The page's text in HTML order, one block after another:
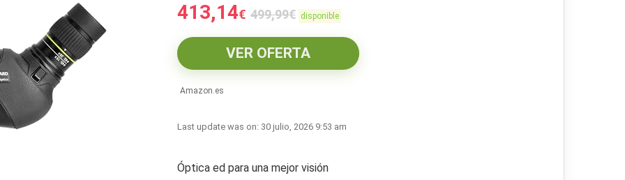
413,14€ 499,99€ disponible
VER OFERTA
Amazon.es
Last update was on: 30 julio, 2026 9:53 am
Óptica ed para una mejor visión